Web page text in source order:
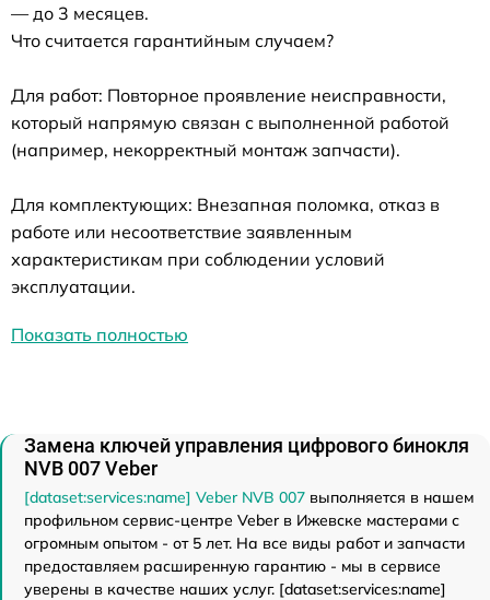
— до 3 месяцев.
Что считается гарантийным случаем?
Для работ: Повторное проявление неисправности,
который напрямую связан с выполненной работой
(например, некорректный монтаж запчасти).
Для комплектующих: Внезапная поломка, отказ в
работе или несоответствие заявленным
характеристикам при соблюдении условий
эксплуатации.
Показать полностью
Замена ключей управления цифрового бинокля
NVB 007 Veber
[dataset:services:name] Veber NVB 007 выполняется в нашем
профильном сервис-центре Veber в Ижевске мастерами с
огромным опытом - от 5 лет. На все виды работ и запчасти
предоставляем расширенную гарантию - мы в сервисе
уверены в качестве наших услуг. [dataset:services:name]